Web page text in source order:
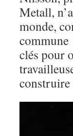
Metall,
monde,
commune
clés pour
construire